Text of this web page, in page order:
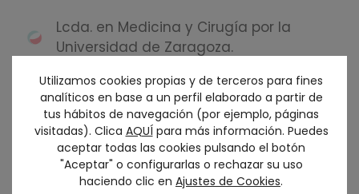
Lcda. en Medicina y Cirugía por la
Universidad de Zaragoza.
Médico Interno Residente por oposición
MIR en el servicio de dermatología del
hospital clínico universitario Lozano
Blesa de Zaragoza.
Especialista en dermatología en
diferentes hospitales y servicios
Utilizamos cookies propias y de terceros para fines
analíticos en base a un perfil elaborado a partir de
tus hábitos de navegación (por ejemplo, páginas
visitadas). Clica AQUÍ para más información. Puedes
aceptar todas las cookies pulsando el botón
"Aceptar" o configurarlas o rechazar su uso
haciendo clic en Ajustes de Cookies.